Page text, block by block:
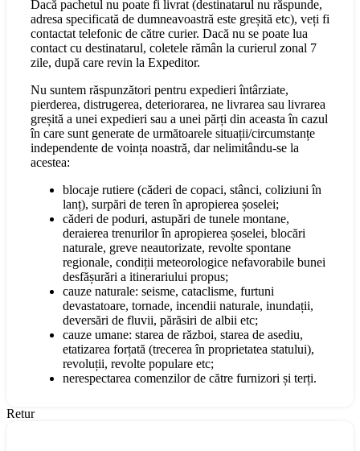
Dacă pachetul nu poate fi livrat (destinatarul nu răspunde,
adresa specificată de dumneavoastră este greșită etc), veți fi
contactat telefonic de către curier. Dacă nu se poate lua
contact cu destinatarul, coletele rămân la curierul zonal 7
zile, după care revin la Expeditor.
Nu suntem răspunzători pentru expedieri întârziate,
pierderea, distrugerea, deteriorarea, ne livrarea sau livrarea
greșită a unei expedieri sau a unei părți din aceasta în cazul
în care sunt generate de următoarele situații/circumstanțe
independente de voința noastră, dar nelimitându-se la
acestea:
blocaje rutiere (căderi de copaci, stânci, coliziuni în
lanț), surpări de teren în apropierea șoselei;
căderi de poduri, astupări de tunele montane,
deraierea trenurilor în apropierea șoselei, blocări
naturale, greve neautorizate, revolte spontane
regionale, condiții meteorologice nefavorabile bunei
desfășurări a itinerariului propus;
cauze naturale: seisme, cataclisme, furtuni
devastatoare, tornade, incendii naturale, inundații,
deversări de fluvii, părăsiri de albii etc;
cauze umane: starea de război, starea de asediu,
etatizarea forțată (trecerea în proprietatea statului),
revoluții, revolte populare etc;
nerespectarea comenzilor de către furnizori și terți.
Retur